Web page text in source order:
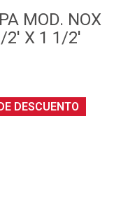
MOD. NOX
2' X 1 1/2'
DESCUENTO